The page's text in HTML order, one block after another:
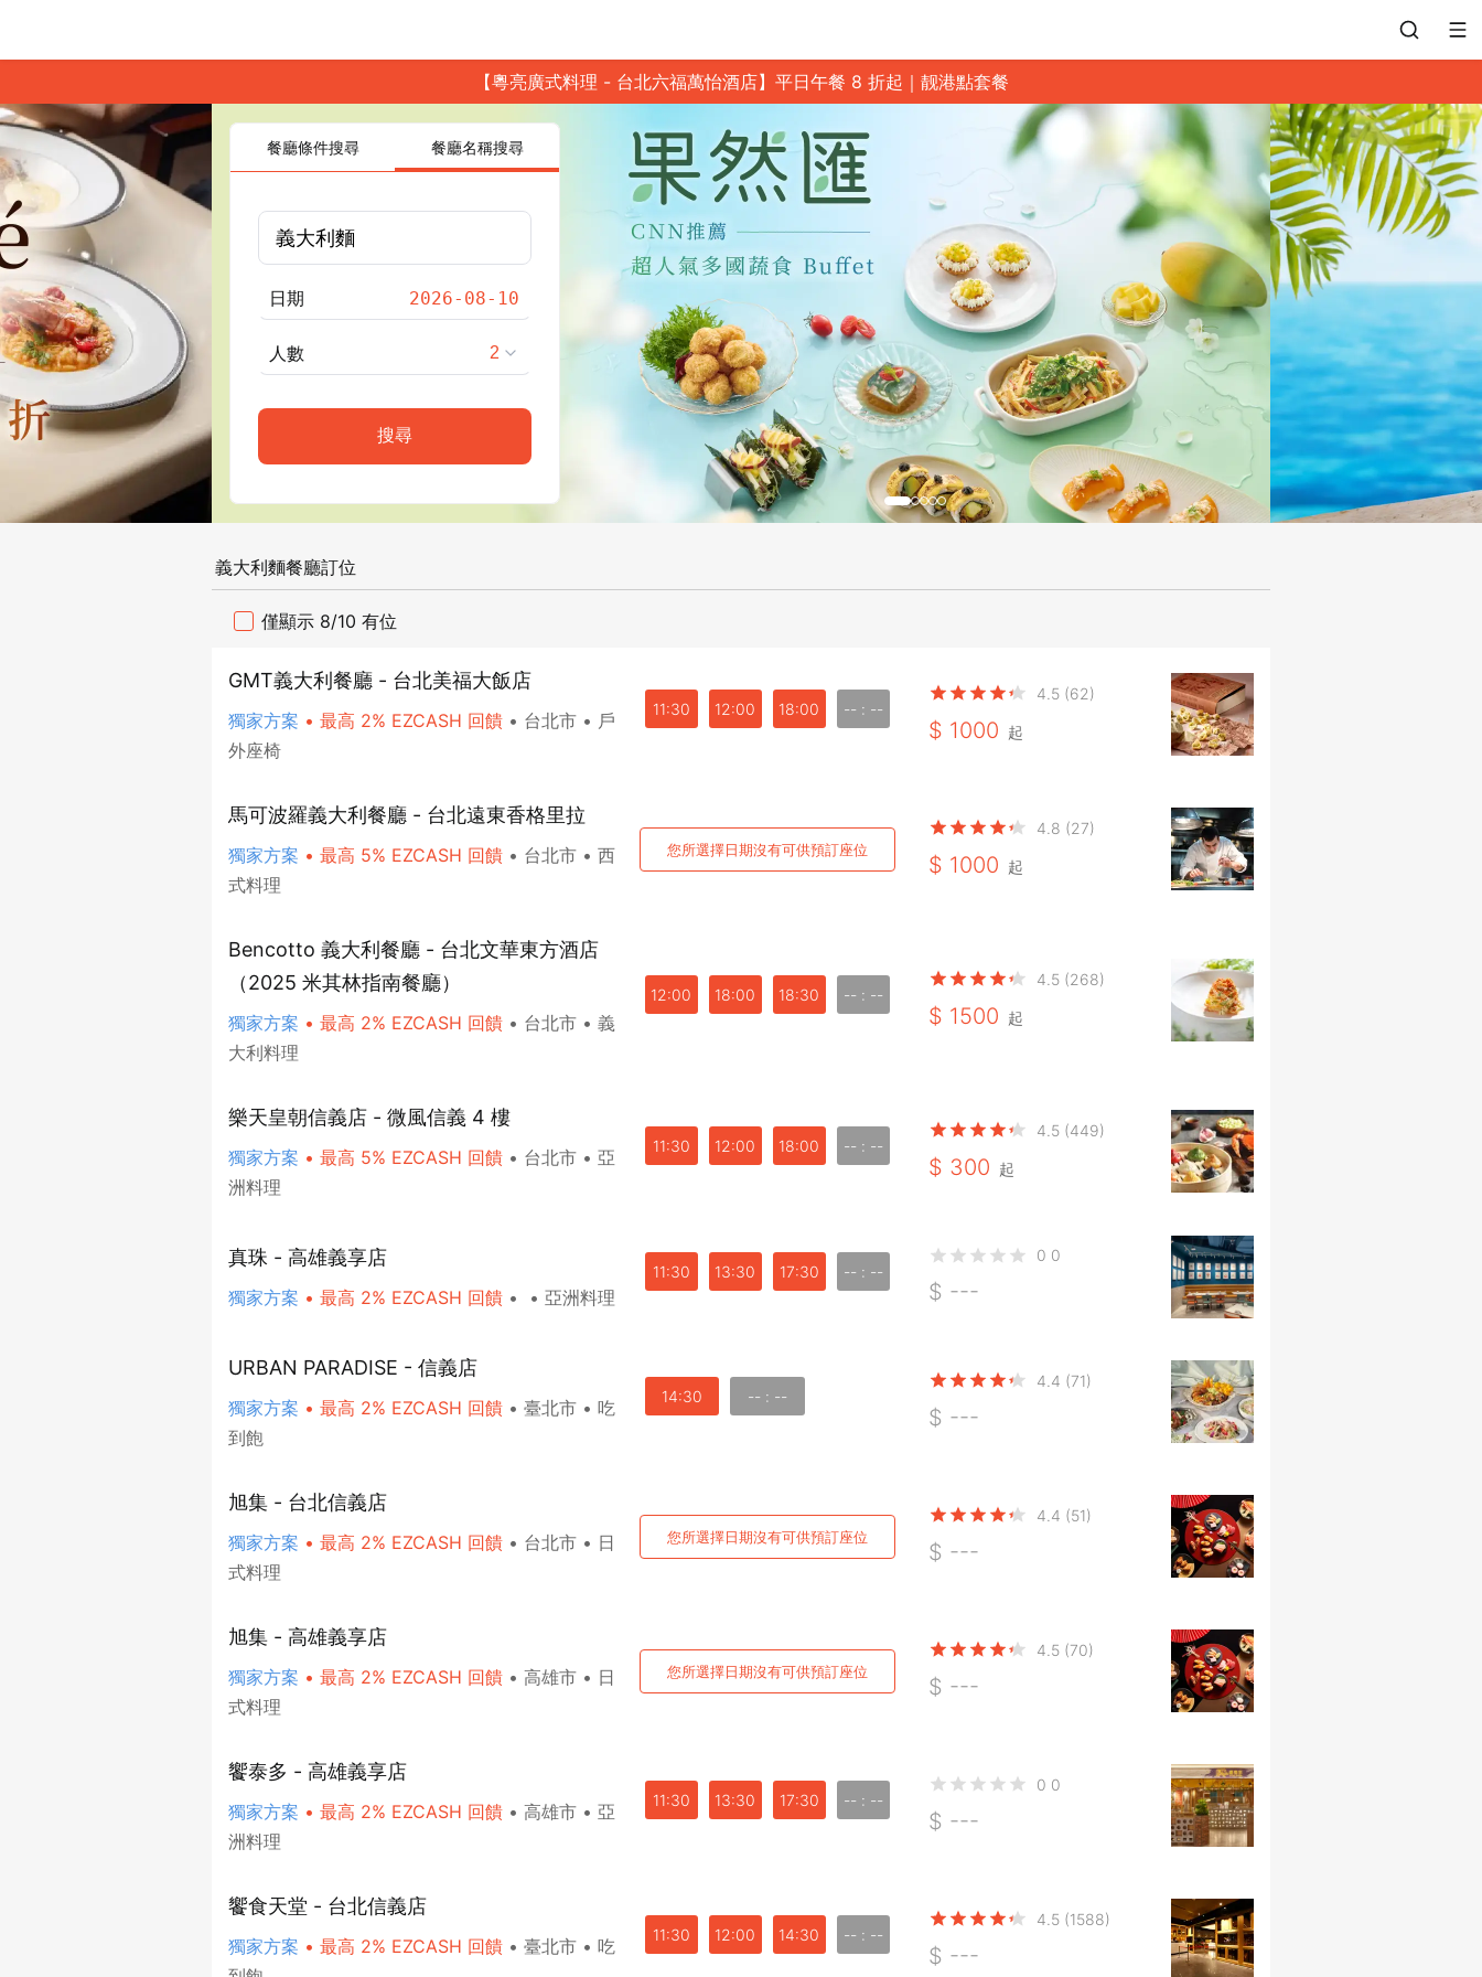
訂位紀錄
餐廳客服
常見問題
EZTABLE 禮物卡
餐廳合作
【粵亮廣式料理 - 台北六福萬怡酒店】平日午餐 8 折起｜靓港點套餐
餐廳條件搜尋 餐廳名稱搜尋
日期
人數
搜尋
義大利麵餐廳訂位
僅顯示 8/10 有位
GMT義大利餐廳 - 台北美福大飯店
獨家方案 • 最高 2% EZCASH 回饋 • 台北市 • 戶
外座椅
11:30 12:00 18:00 -- : --
4.5 (62)
$ 1000 起
馬可波羅義大利餐廳 - 台北遠東香格里拉
獨家方案 • 最高 5% EZCASH 回饋 • 台北市 • 西
式料理
您所選擇日期沒有可供預訂座位
4.8 (27)
$ 1000 起
Bencotto 義大利餐廳 - 台北文華東方酒店
（2025 米其林指南餐廳）
獨家方案 • 最高 2% EZCASH 回饋 • 台北市 • 義
大利料理
12:00 18:00 18:30 -- : --
4.5 (268)
$ 1500 起
樂天皇朝信義店 - 微風信義 4 樓
獨家方案 • 最高 5% EZCASH 回饋 • 台北市 • 亞
洲料理
11:30 12:00 18:00 -- : --
4.5 (449)
$ 300 起
真珠 - 高雄義享店
獨家方案 • 最高 2% EZCASH 回饋 • • 亞洲料理
11:30 13:30 17:30 -- : --
0 0
$ ---
URBAN PARADISE - 信義店
獨家方案 • 最高 2% EZCASH 回饋 • 臺北市 • 吃
到飽
14:30 -- : --
4.4 (71)
$ ---
旭集 - 台北信義店
獨家方案 • 最高 2% EZCASH 回饋 • 台北市 • 日
式料理
您所選擇日期沒有可供預訂座位
4.4 (51)
$ ---
旭集 - 高雄義享店
獨家方案 • 最高 2% EZCASH 回饋 • 高雄市 • 日
式料理
您所選擇日期沒有可供預訂座位
4.5 (70)
$ ---
饗泰多 - 高雄義享店
獨家方案 • 最高 2% EZCASH 回饋 • 高雄市 • 亞
洲料理
11:30 13:30 17:30 -- : --
0 0
$ ---
饗食天堂 - 台北信義店
獨家方案 • 最高 2% EZCASH 回饋 • 臺北市 • 吃
11:30 12:00 14:30 -- : --
4.5 (1588)
$ ---
登出
確認